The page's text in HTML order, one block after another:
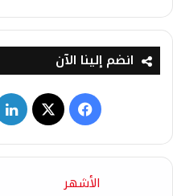
انضم إلينا الآن
فيسبوك
X
الأشهر